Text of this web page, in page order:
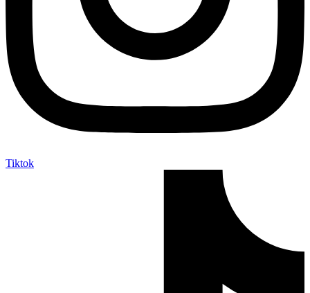
Tiktok